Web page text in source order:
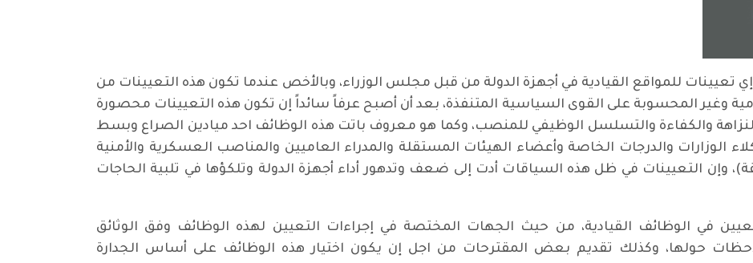
تعيينات للمواقع القيادية في أجهزة الدولة من قبل مجلس الوزراء، وبالأخص عندما تكون هذه التعيينات من
وغير المحسوبة على القوى السياسية المتنفذة، بعد أن أصبح عرفاً سائداً إن تكون هذه التعيينات محصورة
والكفاءة والتسلسل الوظيفي للمنصب، وكما هو معروف باتت هذه الوظائف احد ميادين الصراع وبسط
الوزارات والدرجات الخاصة وأعضاء الهيئات المستقلة والمدراء العاميين والمناصب العسكرية والأمنية
وإن التعيينات في ظل هذه السياقات أدت إلى ضعف وتدهور أداء أجهزة الدولة وتلكؤها في تلبية الحاجات
في الوظائف القيادية، من حيث الجهات المختصة في إجراءات التعيين لهذه الوظائف وفق الوثائق
حولها، وكذلك تقديم بعض المقترحات من اجل إن يكون اختيار هذه الوظائف على أساس الجدارة